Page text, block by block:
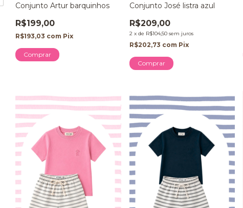
Conjunto Artur barquinhos
R$199,00
R$193,03 com Pix
Comprar
Conjunto José listra azul
R$209,00
2 x de R$104,50 sem juros
R$202,73 com Pix
Comprar